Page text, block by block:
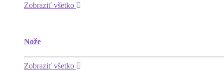
Zobraziť všetko
Nože
Zobraziť všetko